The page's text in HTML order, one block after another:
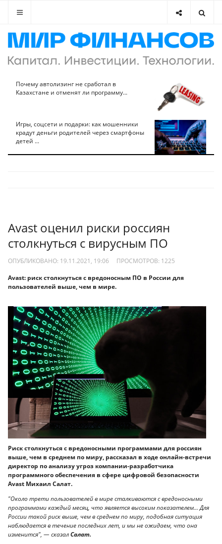
Почему автолизинг не сработал в
Казахстане и отменят ли программу...
Игры, соцсети и подарки: как мошенники
крадут деньги родителей через смартфоны
детей ...
Avast оценил риски россиян
столкнуться с вирусным ПО
ОПУБЛИКОВАНО: 19.11.2021, 19:06 ПРОСМОТРОВ: 1225
Avast: риск столкнуться с вредоносным ПО в России для
пользователей выше, чем в мире.
Риск столкнуться с вредоносными программами для россиян
выше, чем в среднем по миру, рассказал в ходе онлайн-встречи
директор по анализу угроз компании-разработчика
программного обеспечения в сфере цифровой безопасности
Avast Михаил Салат.
"Около трети пользователей в мире сталкиваются с вредоносными
программами каждый месяц, что является высоким показателем… Для
России такой риск выше, чем в среднем по миру, подобная ситуация
наблюдается в течение последних лет, и мы не ожидаем, что она
изменится", — сказалСалат.